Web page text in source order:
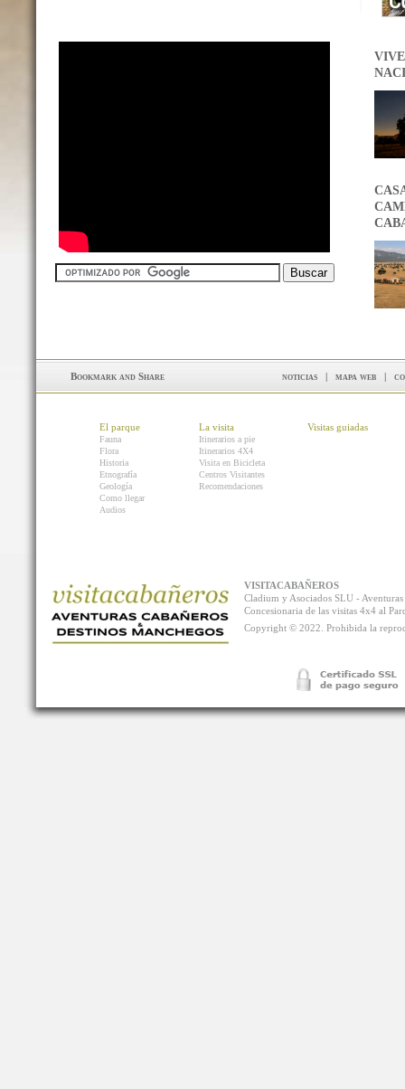
noticias | mapa web |
El parque
Fauna
Flora
Historia
Etnografía
Geología
Como llegar
Audios
La visita
Itinerarios a pie
Itinerarios 4X4
Visita en Bicicleta
Centros Visitantes
Recomendaciones
Visitas guiadas
VISITACABAÑEROS
Cladium y Asociados SLU -
Concesionaria de las visitas 4x4 al
Copyright © 2022. Prohibida la